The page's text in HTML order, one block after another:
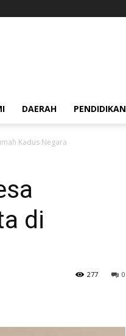
DAERAH PENDIDIKAN
Kadus Negara
di
0
277